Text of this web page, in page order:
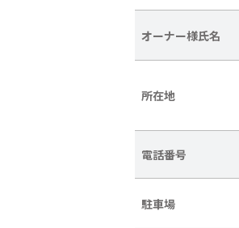
オーナー様氏名
所在地
電話番号
駐車場